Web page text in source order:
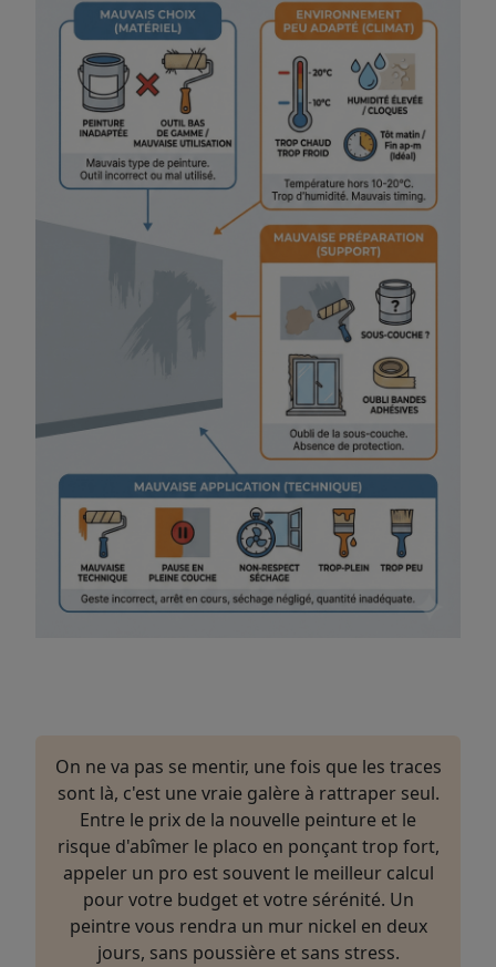
On ne va pas se mentir, une fois que les traces
sont là, c'est une vraie galère à rattraper seul.
Entre le prix de la nouvelle peinture et le
risque d'abîmer le placo en ponçant trop fort,
appeler un pro est souvent le meilleur calcul
pour votre budget et votre sérénité. Un
peintre vous rendra un mur nickel en deux
jours, sans poussière et sans stress.